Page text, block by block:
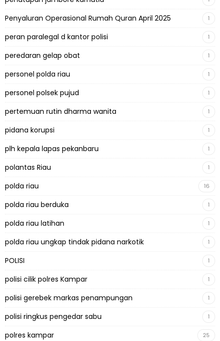
Penyaluran Operasional Rumah Quran April 2025 1
peran paralegal d kantor polisi 1
peredaran gelap obat 1
personel polda riau 1
personel polsek pujud 1
pertemuan rutin dharma wanita 1
pidana korupsi 1
plh kepala lapas pekanbaru 1
polantas Riau 1
polda riau 16
polda riau berduka 1
polda riau latihan 1
polda riau ungkap tindak pidana narkotik 1
POLISI 1
polisi cilik polres Kampar 1
polisi gerebek markas penampungan 1
polisi ringkus pengedar sabu 1
polres kampar 25